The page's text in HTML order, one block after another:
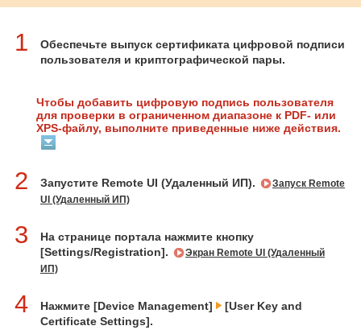
1
Обеспечьте выпуск сертификата цифровой подписи
пользователя и криптографической пары.
Чтобы добавить цифровую подпись пользователя
для проверки в ограниченном диапазоне к PDF- или
XPS-файлу, выполните приведенные ниже действия.
2 Запустите Remote UI (Удаленный ИП).
Запуск Remote
UI (Удаленный ИП)
3
На странице портала нажмите кнопку
[Settings/Registration].
Экран Remote UI (Удаленный
ИП)
4 Нажмите [Device Management]
[User Key and
Certificate Settings].